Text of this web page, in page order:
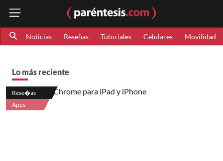
Noticias Reseñas Tutoriales Celulares Movilidad
Lo más reciente
Rese�as
Apps